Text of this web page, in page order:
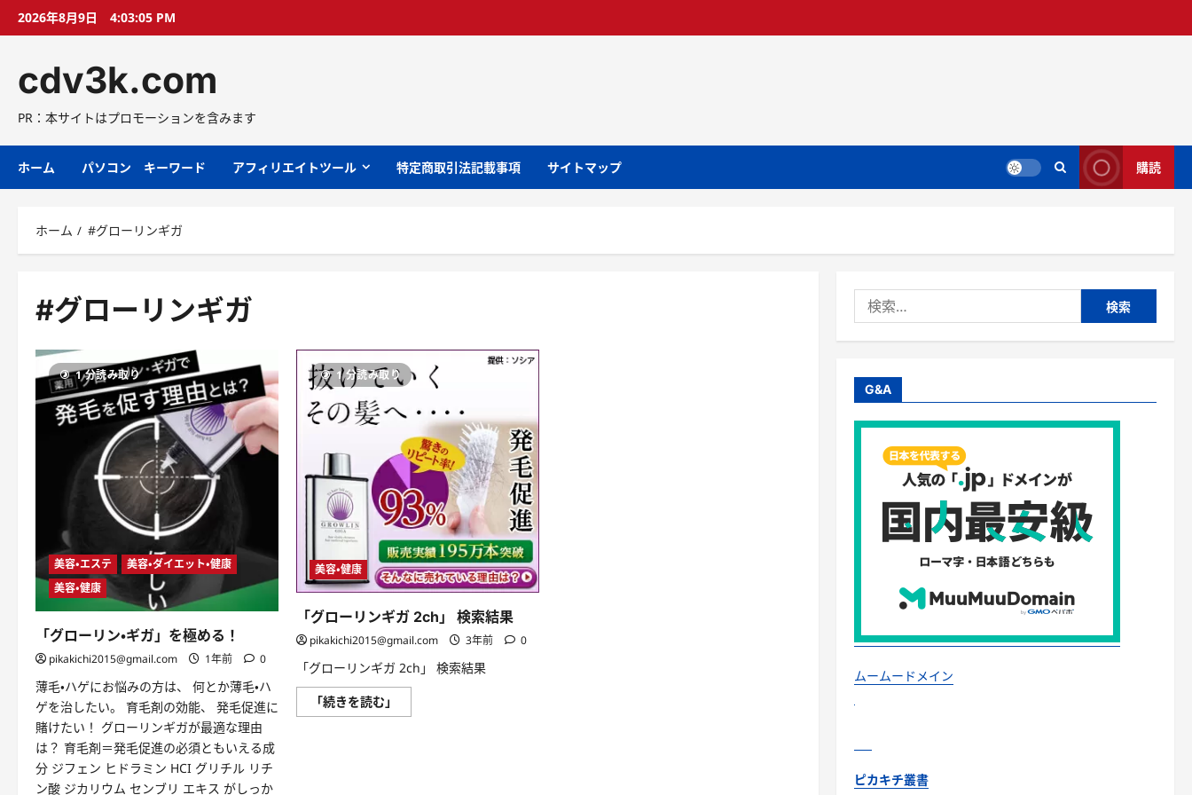
プ
2026年8月9日 4:03:06 PM
cdv3k.com
PR：本サイトはプロモーションを含みます
ホーム パソコン キーワード アフィリエイトツール 特定商取引法記載事項 サイトマップ 購読
ホーム #グローリンギガ
#グローリンギガ
1 分読み取り
美容・エステ
美容・ダイエット・健康
美容・健康
「グローリン・ギガ」を極める！
pikakichi2015@gmail.com 1年前 0
薄毛・ハゲにお悩みの方は、 何とか薄毛・ハ
ゲを治したい。 育毛剤の効能、 発毛促進に
賭けたい！ グローリンギガが最適な理由
は？ 育毛剤＝発毛促進の必須ともいえる成
分 ジフェン ヒドラミン HCI グリチル リチ
ン酸 ジカリウム センブリ エキス がしっか
1 分読み取り
美容・健康
「グローリンギガ 2ch」 検索結果
pikakichi2015@gmail.com 3年前 0
「グローリンギガ 2ch」 検索結果
「続きを読む」
ロ
索:
G&A
ムームードメイン
ピカキチ叢書